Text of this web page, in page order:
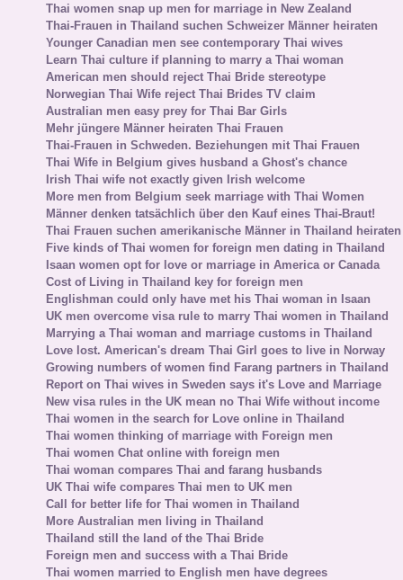
Thai women snap up men for marriage in New Zealand
Thai-Frauen in Thailand suchen Schweizer Männer heiraten
Younger Canadian men see contemporary Thai wives
Learn Thai culture if planning to marry a Thai woman
American men should reject Thai Bride stereotype
Norwegian Thai Wife reject Thai Brides TV claim
Australian men easy prey for Thai Bar Girls
Mehr jüngere Männer heiraten Thai Frauen
Thai-Frauen in Schweden. Beziehungen mit Thai Frauen
Thai Wife in Belgium gives husband a Ghost's chance
Irish Thai wife not exactly given Irish welcome
More men from Belgium seek marriage with Thai Women
Männer denken tatsächlich über den Kauf eines Thai-Braut!
Thai Frauen suchen amerikanische Männer in Thailand heiraten
Five kinds of Thai women for foreign men dating in Thailand
Isaan women opt for love or marriage in America or Canada
Cost of Living in Thailand key for foreign men
Englishman could only have met his Thai woman in Isaan
UK men overcome visa rule to marry Thai women in Thailand
Marrying a Thai woman and marriage customs in Thailand
Love lost. American's dream Thai Girl goes to live in Norway
Growing numbers of women find Farang partners in Thailand
Report on Thai wives in Sweden says it's Love and Marriage
New visa rules in the UK mean no Thai Wife without income
Thai women in the search for Love online in Thailand
Thai women thinking of marriage with Foreign men
Thai women Chat online with foreign men
Thai woman compares Thai and farang husbands
UK Thai wife compares Thai men to UK men
Call for better life for Thai women in Thailand
More Australian men living in Thailand
Thailand still the land of the Thai Bride
Foreign men and success with a Thai Bride
Thai women married to English men have degrees